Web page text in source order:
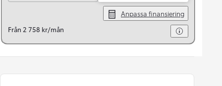
Anpassa finansiering
Från 2 758 kr/mån